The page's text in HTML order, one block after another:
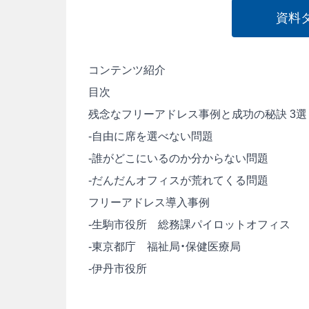
資料
コンテンツ紹介
目次
残念なフリーアドレス事例と成功の秘訣 3選
-自由に席を選べない問題
-誰がどこにいるのか分からない問題
-だんだんオフィスが荒れてくる問題
フリーアドレス導入事例
-生駒市役所 総務課パイロットオフィス
-東京都庁 福祉局・保健医療局
-伊丹市役所